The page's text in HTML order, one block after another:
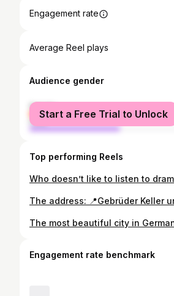
Engagement rate
Average Reel plays
Audience gender
female
male
Start a Free Trial to Unlock
Top performing Reels
Engagement rate benchmark